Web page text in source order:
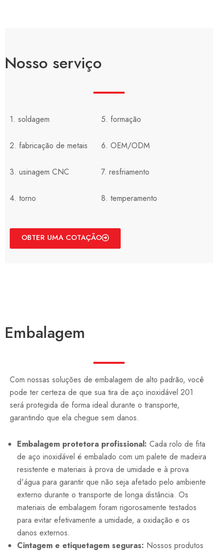
Nosso serviço
1. soldagem
2. fabricação de metais
3. usinagem CNC
4. torno
5. formação
6. OEM/ODM
7. resfriamento
8. temperamento
OBTER UMA COTAÇÃO
Embalagem
Com nossas soluções de embalagem de alto padrão, você
pode ter certeza de que sua tira de aço inoxidável 201
será protegida de forma ideal durante o transporte,
garantindo que ela chegue sem danos.
Embalagem protetora profissional: Cada rolo de fita
de aço inoxidável é embalado com um palete de madeira
resistente e materiais à prova de umidade e à prova
d'água para garantir que não seja afetado pelo ambiente
externo durante o transporte de longa distância. Os
materiais de embalagem foram rigorosamente testados
para evitar efetivamente a umidade, a oxidação e os
danos externos.
Cintagem e etiquetagem seguras: Nossos produtos